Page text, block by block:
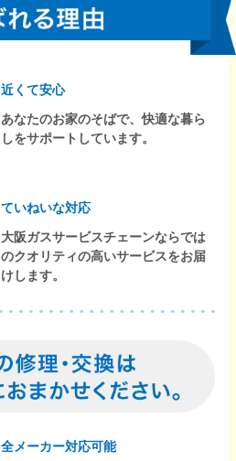
近くて安心
あなたのお家のそばで、快適な暮ら
しをサポートしています。
ていねいな対応
大阪ガスサービスチェーンならでは
のクオリティの高いサービスをお届
けします。
全メーカー対応可能